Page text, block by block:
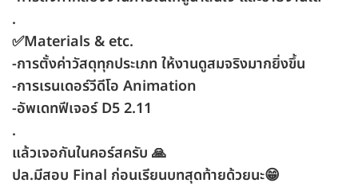
.
✅Materials & etc.
-การตั้งค่าวัสดุทุกประเภท ให้งานดูสมจริงมากยิ่งขึ้น
-การเรนเดอร์วีดีโอ Animation
-อัพเดทฟีเจอร์ D5 2.11
.
แล้วเจอกันในคอร์สครับ 🙏
ปล.มีสอบ Final ก่อนเรียนบทสุดท้ายด้วยนะ😁